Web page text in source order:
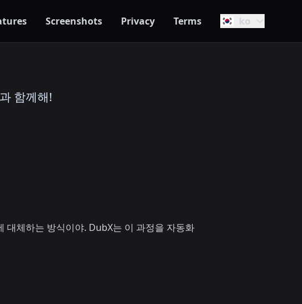
Screenshots Privacy Terms ko
함께해!
대체하는 방식이야. DubX는 이 과정을 자동화